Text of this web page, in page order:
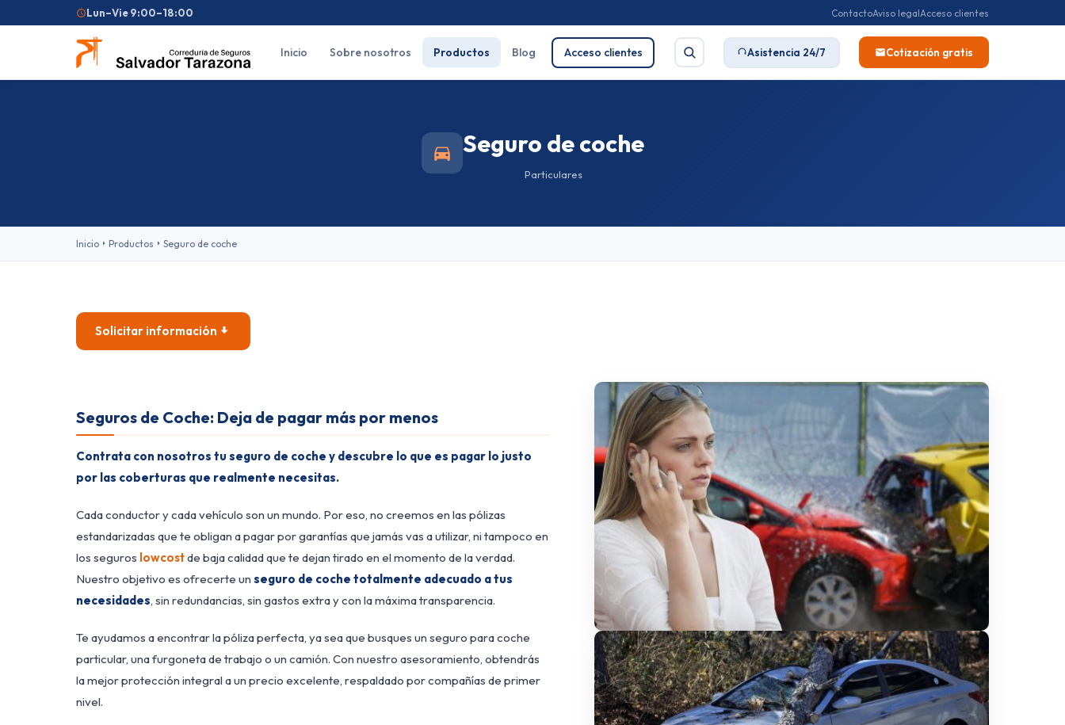
Lun–Vie 9:00–18:00 ContactoAviso legalAcceso clientes
Inicio Sobre nosotros Productos Blog Acceso clientes Asistencia 24/7 Cotización gratis
Buscar
Seguro de coche
Particulares
Inicio Productos Seguro de coche
Solicitar información
Seguros de Coche: Deja de pagar más por menos
Contrata con nosotros tu seguro de coche y descubre lo que es pagar lo justo
por las coberturas que realmente necesitas.
Cada conductor y cada vehículo son un mundo. Por eso, no creemos en las pólizas
estandarizadas que te obligan a pagar por garantías que jamás vas a utilizar, ni tampoco en
los seguros lowcostde baja calidad que te dejan tirado en el momento de la verdad.
Nuestro objetivo es ofrecerte un seguro de coche totalmente adecuado a tus
necesidades, sin redundancias, sin gastos extra y con la máxima transparencia.
Te ayudamos a encontrar la póliza perfecta, ya sea que busques un seguro para coche
particular, una furgoneta de trabajo o un camión. Con nuestro asesoramiento, obtendrás
la mejor protección integral a un precio excelente, respaldado por compañías de primer
nivel.